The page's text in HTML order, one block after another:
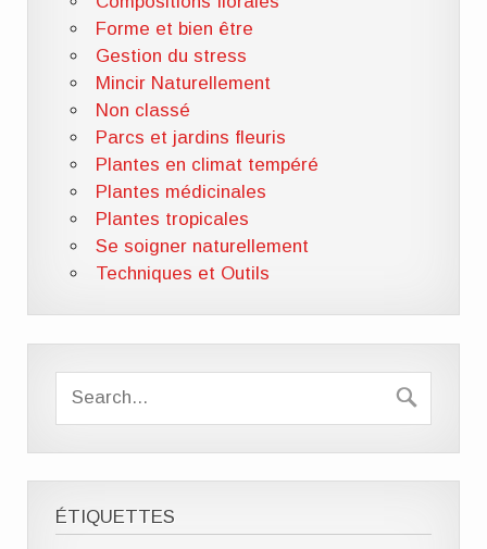
Forme et bien être
Gestion du stress
Mincir Naturellement
Non classé
Parcs et jardins fleuris
Plantes en climat tempéré
Plantes médicinales
Plantes tropicales
Se soigner naturellement
Techniques et Outils
ÉTIQUETTES